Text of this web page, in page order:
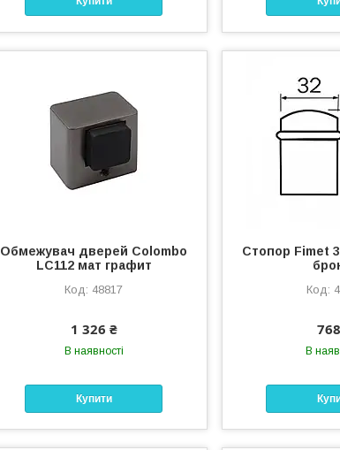
Обмежувач дверей Colombo
LC112 мат графит
48817
1 326 ₴
В наявності
Купити
Стопор Fimet
В